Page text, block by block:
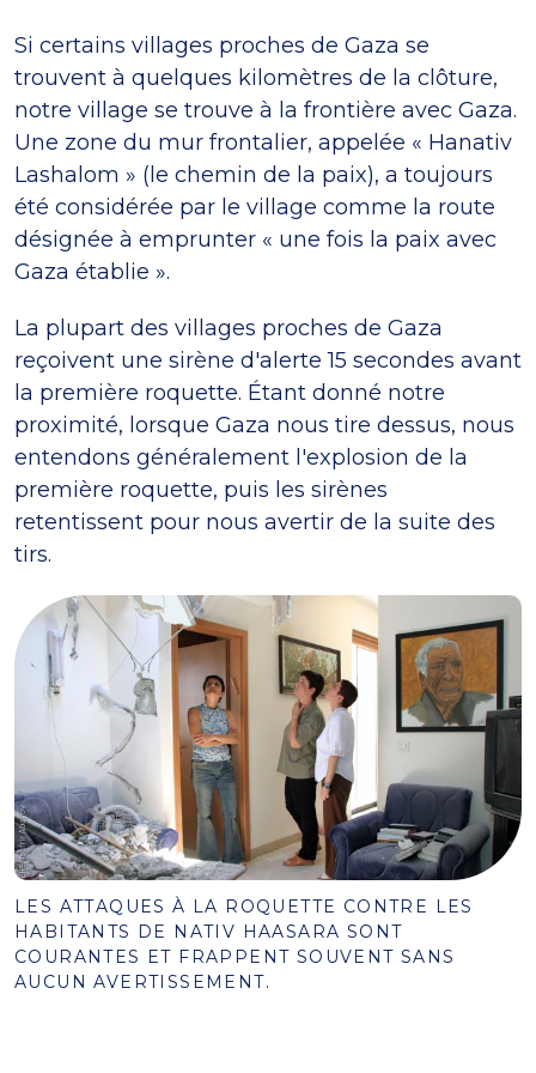
Si certains villages proches de Gaza se
trouvent à quelques kilomètres de la clôture,
notre village se trouve à la frontière avec Gaza.
Une zone du mur frontalier, appelée « Hanativ
Lashalom » (le chemin de la paix), a toujours
été considérée par le village comme la route
désignée à emprunter « une fois la paix avec
Gaza établie ».
La plupart des villages proches de Gaza
reçoivent une sirène d'alerte 15 secondes avant
la première roquette. Étant donné notre
proximité, lorsque Gaza nous tire dessus, nous
entendons généralement l'explosion de la
première roquette, puis les sirènes
retentissent pour nous avertir de la suite des
tirs.
LES ATTAQUES À LA ROQUETTE CONTRE LES
HABITANTS DE NATIV HAASARA SONT
COURANTES ET FRAPPENT SOUVENT SANS
AUCUN AVERTISSEMENT.